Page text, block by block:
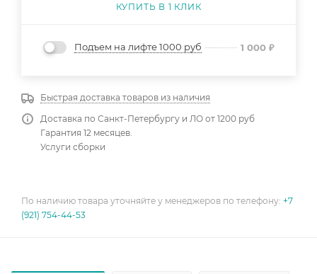
КУПИТЬ В 1 КЛИК
Подъем на лифте 1000 руб 1 000 ₽
Быстрая доставка товаров из наличия
Доставка по Санкт-Петербургу и ЛО от 1200 руб
Гарантия 12 месяцев.
Услуги сборки
По наличию товара уточняйте у менеджеров по телефону: +7
(921) 754-44-53